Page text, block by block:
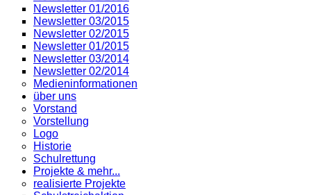
Newsletter 01/2016
Newsletter 03/2015
Newsletter 02/2015
Newsletter 01/2015
Newsletter 03/2014
Newsletter 02/2014
Medieninformationen
über uns
Vorstand
Vorstellung
Logo
Historie
Schulrettung
Projekte & mehr...
realisierte Projekte